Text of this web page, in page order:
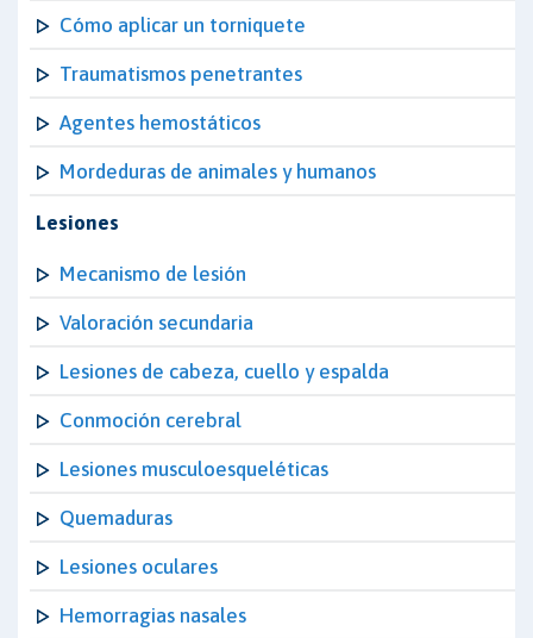
Cómo aplicar un torniquete
Traumatismos penetrantes
Agentes hemostáticos
Mordeduras de animales y humanos
Lesiones
Mecanismo de lesión
Valoración secundaria
Lesiones de cabeza, cuello y espalda
Conmoción cerebral
Lesiones musculoesqueléticas
Quemaduras
Lesiones oculares
Hemorragias nasales